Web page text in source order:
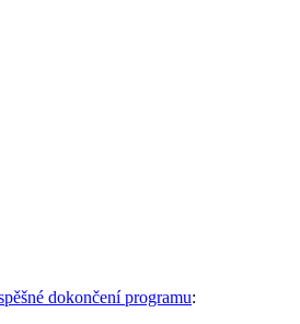
dokončení programu: